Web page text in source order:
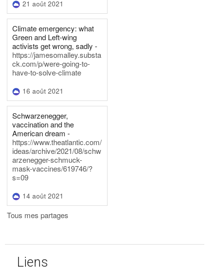
21 août 2021
Climate emergency: what
Green and Left-wing
activists get wrong, sadly -
https://jamesomalley.substa
ck.com/p/were-going-to-
have-to-solve-climate
16 août 2021
Schwarzenegger,
vaccination and the
American dream -
https://www.theatlantic.com/
ideas/archive/2021/08/schw
arzenegger-schmuck-
mask-vaccines/619746/?
s=09
14 août 2021
Tous mes partages
Liens